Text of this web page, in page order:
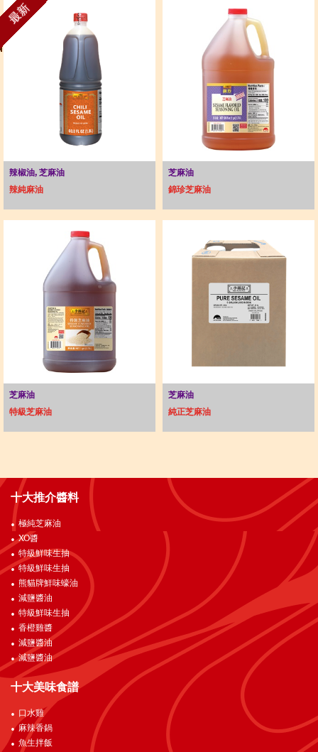
最新
辣椒油, 芝麻油
辣純麻油
芝麻油
錦珍芝麻油
芝麻油
特級芝麻油
芝麻油
純正芝麻油
十大推介醬料
極純芝麻油
XO醬
特級鮮味生抽
特級鮮味生抽
熊貓牌鮮味蠔油
減鹽醬油
特級鮮味生抽
香橙雞醬
減鹽醬油
減鹽醬油
十大美味食譜
口水雞
麻辣香鍋
魚生拌飯